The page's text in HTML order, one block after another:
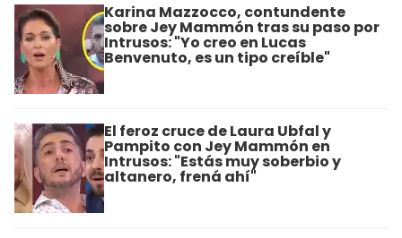
Karina Mazzocco, contundente
sobre Jey Mammón tras su paso por
Intrusos: "Yo creo en Lucas
Benvenuto, es un tipo creíble"
El feroz cruce de Laura Ubfal y
Pampito con Jey Mammón en
Intrusos: "Estás muy soberbio y
altanero, frená ahí"